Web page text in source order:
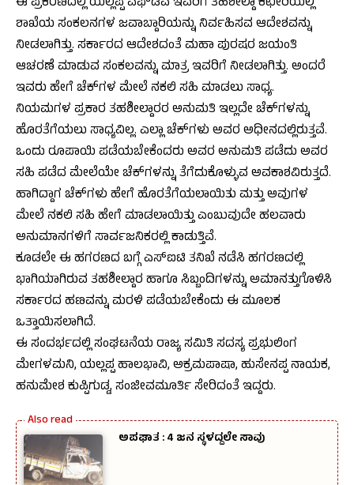
ಶಾಖೆಯ ಸಂಕಲನಗಳ ಜವಾಬ್ದಾರಿಯನ್ನು ನಿರ್ವಹಿಸವ ಆದೇಶವನ್ನು
ನೀಡಲಾಗಿತ್ತು. ಸರ್ಕಾರದ ಆದೇಶದಂತೆ ಮಹಾ ಪುರಷರ ಜಯಂತಿ
ಆಚರಣೆ ಮಾಡುವ ಸಂಕಲವನ್ನು ಮಾತ್ರ ಇವರಿಗೆ ನೀಡಲಾಗಿತ್ತು. ಅಂದರೆ
ಇವರು ಹೇಗೆ ಚೆಕ್‌ಗಳ ಮೇಲೆ ನಕಲಿ ಸಹಿ ಮಾಡಲು ಸಾಧ್ಯ.
ನಿಯಮಗಳ ಪ್ರಕಾರ ತಹಶೀಲ್ದಾರರ ಅನುಮತಿ ಇಲ್ಲದೇ ಚೆಕ್‌ಗಳನ್ನು
ಹೊರತೆಗೆಯಲು ಸಾಧ್ಯವಿಲ್ಲ. ಎಲ್ಲಾ ಚೆಕ್‌ಗಳು ಅವರ ಅಧೀನದಲ್ಲಿರುತ್ತವೆ.
ಒಂದು ರೂಪಾಯಿ ಪಡೆಯಬೇಕೆಂದರು ಅವರ ಅನುಮತಿ ಪಡೆದು ಅವರ
ಸಹಿ ಪಡೆದ ಮೇಲೆಯೇ ಚೆಕ್‌ಗಳನ್ನು ತೆಗೆದುಕೊಳ್ಳುವ ಅವಕಾಶವಿರುತ್ತದೆ.
ಹಾಗಿದ್ದಾಗ ಚೆಕ್‌ಗಳು ಹೇಗೆ ಹೊರತೆಗೆಯಲಾಯಿತು ಮತ್ತು ಅವುಗಳ
ಮೇಲೆ ನಕಲಿ ಸಹಿ ಹೇಗೆ ಮಾಡಲಾಯಿತ್ತು ಎಂಬುವುದೇ ಹಲವಾರು
ಅನುಮಾನಗಳಿಗೆ ಸಾರ್ವಜನಿಕರಲ್ಲಿ ಕಾಡುತ್ತಿವೆ.
ಕೂಡಲೇ ಈ ಹಗರಣದ ಬಗ್ಗೆ ಎಸ್‌ಐಟಿ ತನಿಖೆ ನಡೆಸಿ ಹಗರಣದಲ್ಲಿ
ಭಾಗಿಯಾಗಿರುವ ತಹಶೀಲ್ದಾರ ಹಾಗೂ ಸಿಬ್ಬಂದಿಗಳನ್ನು ಅಮಾನತ್ತುಗೊಳಿಸಿ
ಸರ್ಕಾರದ ಹಣವನ್ನು ಮರಳಿ ಪಡೆಯಬೇಕೆಂದು ಈ ಮೂಲಕ
ಒತ್ತಾಯಿಸಲಾಗಿದೆ.
ಈ ಸಂದರ್ಭದಲ್ಲಿ ಸಂಘಟನೆಯ ರಾಜ್ಯ ಸಮಿತಿ ಸದಸ್ಯ ಪ್ರಭುಲಿಂಗ
ಮೇಗಳಮನಿ, ಯಲ್ಲಪ್ಪ ಹಾಲಭಾವಿ, ಅಕ್ರಮಪಾಷಾ, ಹುಸೇನಪ್ಪ ನಾಯಕ,
ಹನುಮೇಶ ಕುಪ್ಪಿಗುಡ್ಡ, ಸಂಜೀವಮೂರ್ತಿ ಸೇರಿದಂತೆ ಇದ್ದರು.
ಅಪಘಾತ : 4 ಜನ ಸ್ಥಳದ್ದಲೇ ಸಾವು